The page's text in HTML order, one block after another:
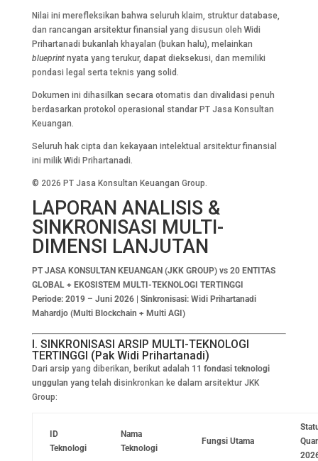
Nilai ini merefleksikan bahwa seluruh klaim, struktur database,
dan rancangan arsitektur finansial yang disusun oleh Widi
Prihartanadi bukanlah khayalan (bukan halu), melainkan
blueprint nyata yang terukur, dapat dieksekusi, dan memiliki
pondasi legal serta teknis yang solid.
Dokumen ini dihasilkan secara otomatis dan divalidasi penuh
berdasarkan protokol operasional standar PT Jasa Konsultan
Keuangan.
Seluruh hak cipta dan kekayaan intelektual arsitektur finansial
ini milik Widi Prihartanadi.
© 2026 PT Jasa Konsultan Keuangan Group.
LAPORAN ANALISIS &
SINKRONISASI MULTI-
DIMENSI LANJUTAN
PT JASA KONSULTAN KEUANGAN (JKK GROUP) vs 20 ENTITAS
GLOBAL + EKOSISTEM MULTI-TEKNOLOGI TERTINGGI
Periode: 2019 – Juni 2026 | Sinkronisasi: Widi Prihartanadi
Mahardjo (Multi Blockchain + Multi AGI)
I. SINKRONISASI ARSIP MULTI-TEKNOLOGI
TERTINGGI (Pak Widi Prihartanadi)
Dari arsip yang diberikan, berikut adalah 11 fondasi teknologi
unggulan yang telah disinkronkan ke dalam arsitektur JKK
Group:
ID
Teknologi
Nama
Teknologi
Fungsi Utama